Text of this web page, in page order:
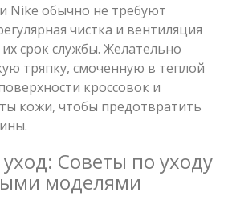
Nike обычно не требуют
чистка и вентиляция
срок службы. Желательно
тряпку, смоченную в теплой
кроссовок и
кожи, чтобы предотвратить
Советы по уходу
моделями